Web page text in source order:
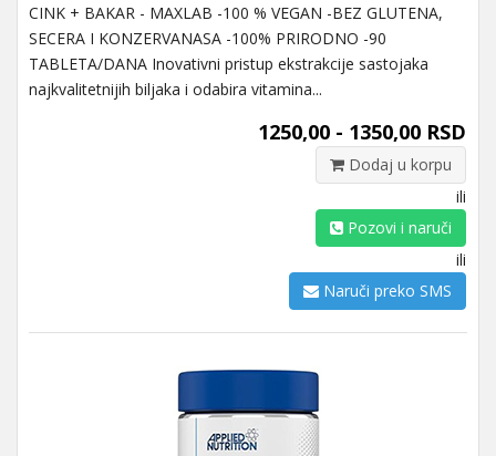
CINK + BAKAR - MAXLAB -100 % VEGAN -BEZ GLUTENA,
SECERA I KONZERVANASA -100% PRIRODNO -90
TABLETA/DANA Inovativni pristup ekstrakcije sastojaka
najkvalitetnijih biljaka i odabira vitamina...
1250,00 - 1350,00 RSD
Dodaj u korpu
ili
Pozovi i naruči
ili
Naruči preko SMS